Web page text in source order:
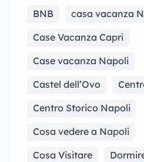
BNB
casa vacanza
Case Vacanza Capri
Case vacanza Napoli
Castel dell’Ovo
Centro Storico Napoli
Cosa vedere a Napoli
Cosa Visitare